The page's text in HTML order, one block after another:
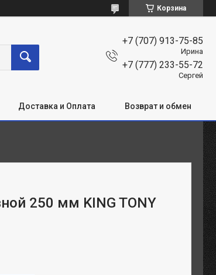
Корзина
+7 (707) 913-75-85
Ирина
+7 (777) 233-55-72
Сергей
Доставка и Оплата Возврат и обмен
250 мм KING TONY